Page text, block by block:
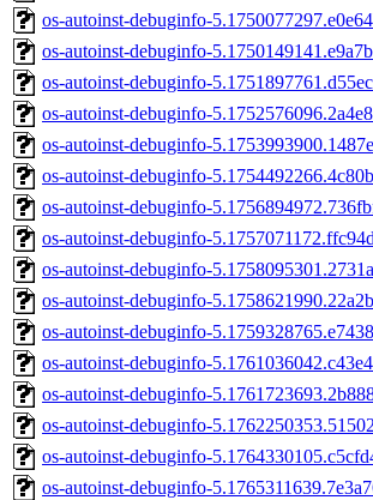
os-autoinst-debuginfo-
os-autoinst-debuginfo-
os-autoinst-debuginfo-
os-autoinst-debuginfo-
os-autoinst-debuginfo-
os-autoinst-debuginfo-
os-autoinst-debuginfo-
os-autoinst-debuginfo-
os-autoinst-debuginfo-
os-autoinst-debuginfo-
os-autoinst-debuginfo-
os-autoinst-debuginfo-
os-autoinst-debuginfo-
os-autoinst-debuginfo-
os-autoinst-debuginfo-
os-autoinst-debuginfo-